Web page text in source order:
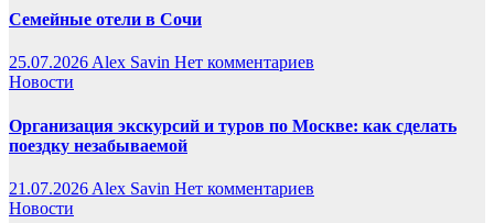
Семейные отели в Сочи
25.07.2026Alex Savin Нет комментариев
Новости
Организация экскурсий и туров по Москве: как сделать
поездку незабываемой
21.07.2026 Alex Savin Нет комментариев
Новости